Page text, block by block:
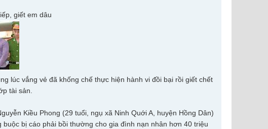
giết em dâu
lúc vắng vẻ đã khống chế thực hiện hành vi đồi bại rồi giết chết
tài sản.
Kiều Phong (29 tuổi, ngụ xã Ninh Quới A, huyện Hồng Dân)
bị cáo phải bồi thường cho gia đình nạn nhân hơn 40 triệu